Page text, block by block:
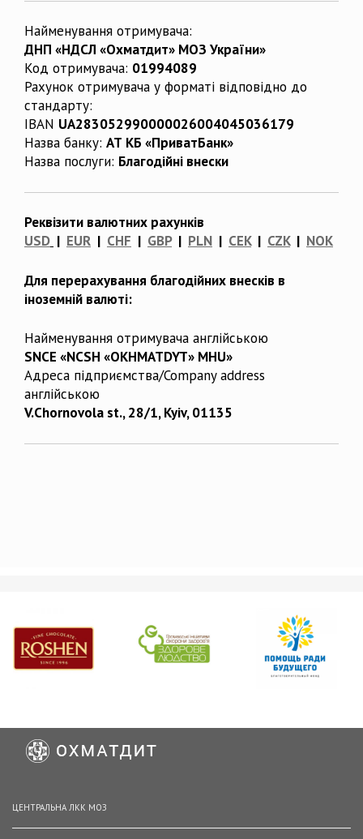
Найменування отримувача:
ДНП «НДСЛ «Охматдит» МОЗ України»
Код отримувача: 01994089
Рахунок отримувача у форматі відповідно до
стандарту:
IBAN UA283052990000026004045036179
Назва банку: АТ КБ «ПриватБанк»
Назва послуги: Благодійні внески
Реквізити валютних рахунків
USD | EUR | CHF | GBP| PLN | CEK| CZK| NOK
Для перерахування благодійних внесків в
іноземній валюті:
Найменування отримувача англійською
SNCE «NCSH «OKHMATDYT» MHU»
Адреса підприємства/Company address
англійською
V.Chornovola st., 28/1, Kyiv, 01135
ЦЕНТРАЛЬНА ЛКК МОЗ